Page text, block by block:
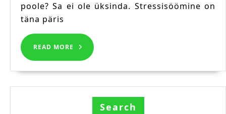
poole? Sa ei ole üksinda. Stressisöömine on
täna päris
READ MORE
READ
MORE
Search